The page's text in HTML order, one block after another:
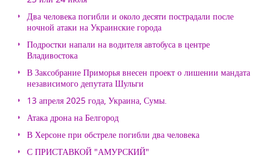
Два человека погибли и около десяти пострадали после
ночной атаки на Украинские города
Подростки напали на водителя автобуса в центре
Владивостока
В Заксобрание Приморья внесен проект о лишении мандата
независимого депутата Шульги
13 апреля 2025 года, Украина, Сумы.
Атака дрона на Белгород
В Херсоне при обстреле погибли два человека
С ПРИСТАВКОЙ "АМУРСКИЙ"